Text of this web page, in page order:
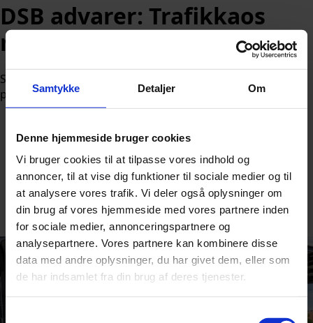
Samtykke Detaljer Om
Denne hjemmeside bruger cookies
Vi bruger cookies til at tilpasse vores indhold og
annoncer, til at vise dig funktioner til sociale medier og til
at analysere vores trafik. Vi deler også oplysninger om
din brug af vores hjemmeside med vores partnere inden
for sociale medier, annonceringspartnere og
analysepartnere. Vores partnere kan kombinere disse
data med andre oplysninger, du har givet dem, eller som
de har indsamlet fra din brug af deres tjenester.
DSB advarer: Trafikkaos
rammer i pinsen
Sporarbejde sætter togtrafikken delvist ud af spil i hele
pinseweekenden, og det mærkes allerede ét sted.
AfNicolai Ohlsen
Udgivet:22. maj 2026 kl. 12:39